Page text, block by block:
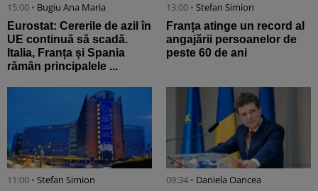
15:00 • Bugiu ⁠Ana Maria
Eurostat: Cererile de azil în
UE continuă să scadă.
Italia, Franța și Spania
rămân principalele ...
13:00 • Stefan Simion
Franța atinge un record al
angajării persoanelor de
peste 60 de ani
11:00 • Stefan Simion 09:34 • Daniela Oancea